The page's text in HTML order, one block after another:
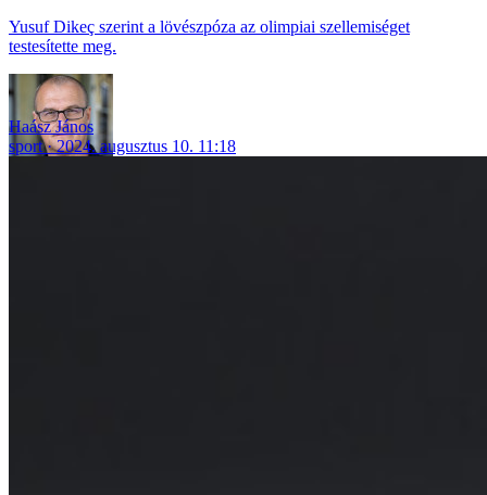
Yusuf Dikeç szerint a lövészpóza az olimpiai szellemiséget
testesítette meg.
Haász János
sport
2024. augusztus 10. 11:18